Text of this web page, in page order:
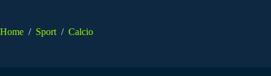
Home / Sport / Calcio